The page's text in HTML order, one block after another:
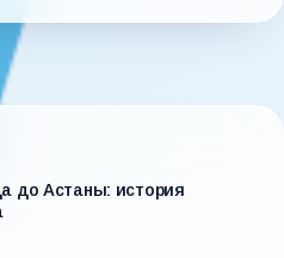
до Астаны: история